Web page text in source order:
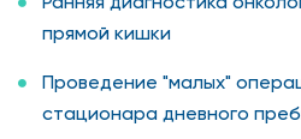
прямой кишки
Проведение "малых"
стационара дневного